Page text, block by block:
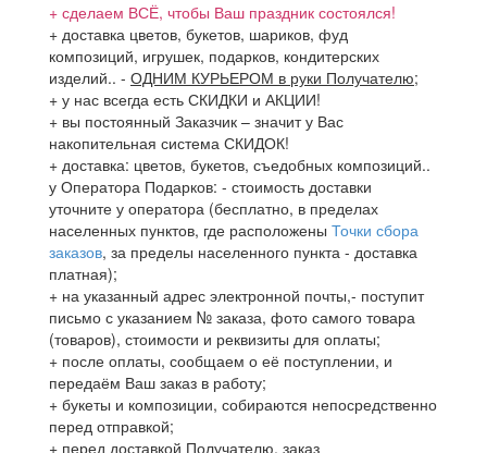
+ сделаем ВСЁ, чтобы Ваш праздник состоялся!
+ доставка цветов, букетов, шариков, фуд
композиций, игрушек, подарков, кондитерских
изделий.. - ОДНИМ КУРЬЕРОМ в руки Получателю;
+ у нас всегда есть СКИДКИ и АКЦИИ!
+ вы постоянный Заказчик – значит у Вас
накопительная система СКИДОК!
+ доставка: цветов, букетов, съедобных композиций..
у Оператора Подарков: - стоимость доставки
уточните у оператора (бесплатно, в пределах
населенных пунктов, где расположены Точки сбора
заказов, за пределы населенного пункта - доставка
платная);
+ на указанный адрес электронной почты,- поступит
письмо с указанием № заказа, фото самого товара
(товаров), стоимости и реквизиты для оплаты;
+ после оплаты, сообщаем о её поступлении, и
передаём Ваш заказ в работу;
+ букеты и композиции, собираются непосредственно
перед отправкой;
+ перед доставкой Получателю, заказ